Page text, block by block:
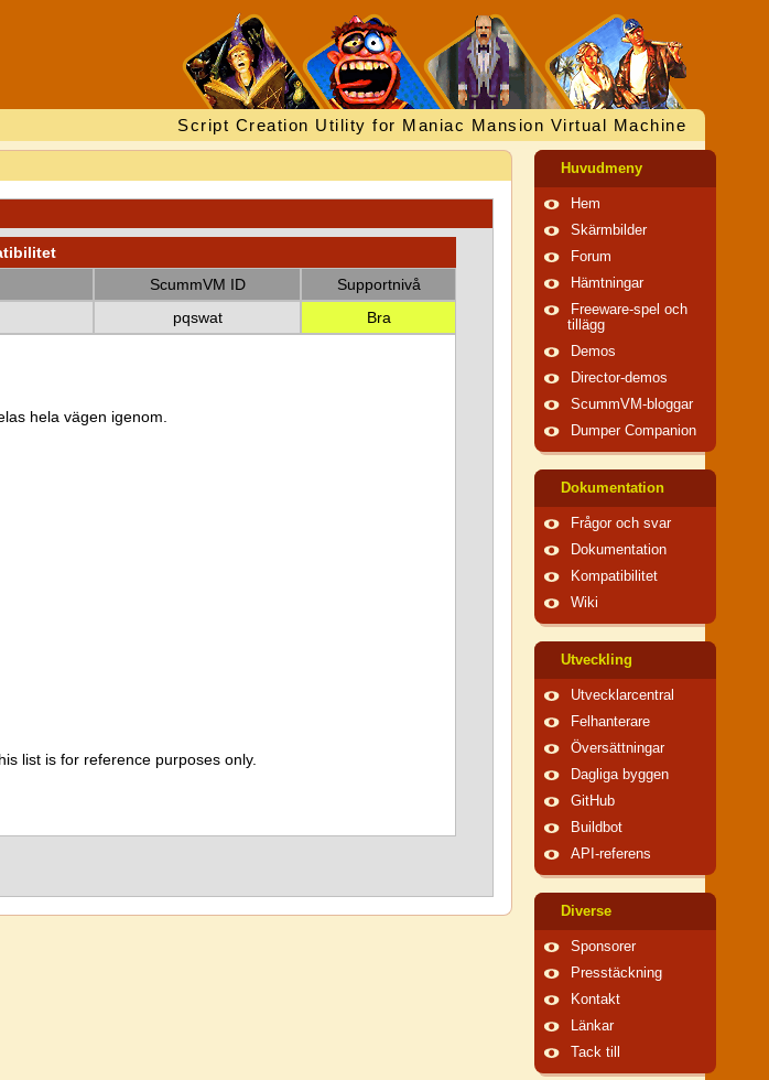
Script Creation Utility for Maniac Mansion Virtual Machine
ScummVM ID
Supportnivå
pqswat Bra
hela vägen igenom.
list is for reference purposes only.
Huvudmeny
Hem
Skärmbilder
Forum
Hämtningar
Freeware-spel och
tillägg
Demos
Director-demos
ScummVM-bloggar
Dumper Companion
Dokumentation
Frågor och svar
Dokumentation
Kompatibilitet
Wiki
Utveckling
Utvecklarcentral
Felhanterare
Översättningar
Dagliga byggen
GitHub
Buildbot
API-referens
Diverse
Sponsorer
Presstäckning
Kontakt
Länkar
Tack till